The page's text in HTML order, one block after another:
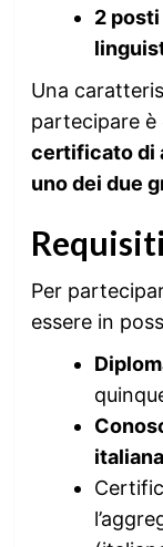
2 posti
Una
partecipare è
certificato di
uno dei due
Per
essere in